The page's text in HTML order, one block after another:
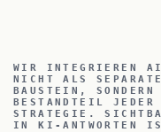
WIR INTEGRIEREN
NICHT ALS
BAUSTEIN, SONDERN
BESTANDTEIL
STRATEGIE.
IN KI-ANTWORTEN